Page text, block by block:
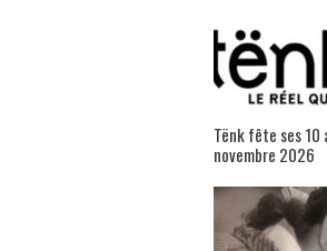
Tënk fête ses 10
novembre 2026